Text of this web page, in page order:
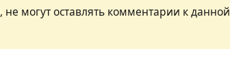
, не могут оставлять комментарии к данной